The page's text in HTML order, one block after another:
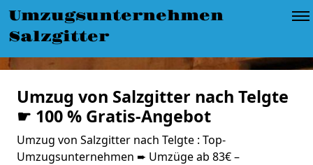
Umzugsunternehmen
Salzgitter
Umzug von Salzgitter nach Telgte
☛ 100 % Gratis-Angebot
Umzug von Salzgitter nach Telgte : Top-
Umzugsunternehmen ➨ Umzüge ab 83€ –